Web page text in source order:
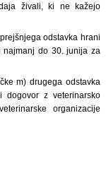
živali, ki ne kažejo
odstavka hrani
najmanj do 30. junija za
m) drugega odstavka
dogovor z veterinarsko
organizacije